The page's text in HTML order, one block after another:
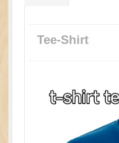
Tee-Shirt